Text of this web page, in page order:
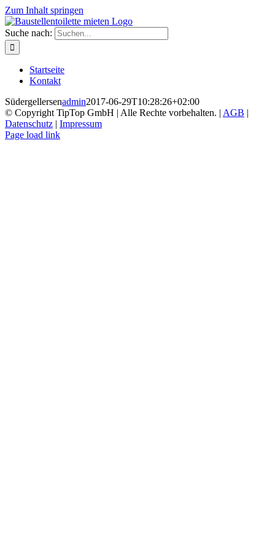
Zum Inhalt springen
Suche nach:
Startseite
Kontakt
Südergellersenadmin2017-06-29T10:28:26+02:00
© Copyright TipTop GmbH | Alle Rechte vorbehalten. | AGB |
Datenschutz | Impressum
Page load link